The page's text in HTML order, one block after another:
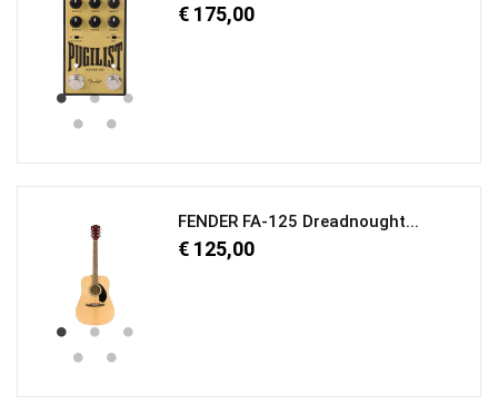
€ 175,00
FENDER FA-125 Dreadnought...
€ 125,00